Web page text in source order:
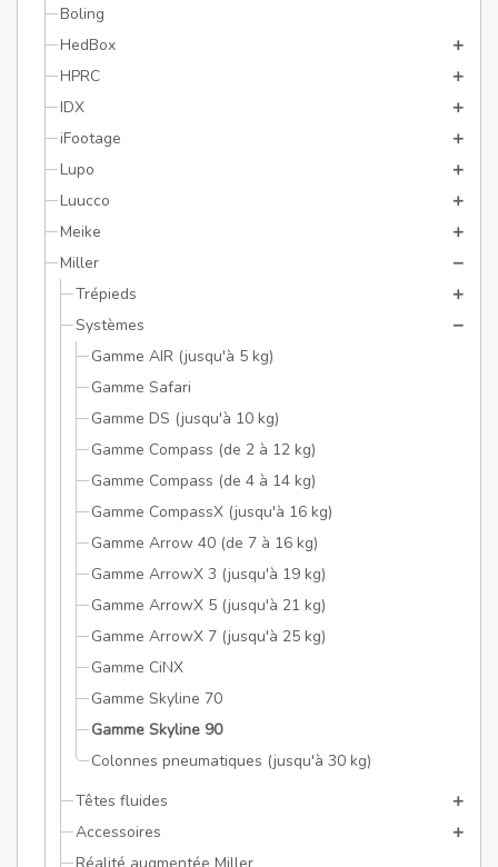
Boling
HedBox
HPRC
IDX
iFootage
Lupo
Luucco
Meike
Miller
Trépieds
Systèmes
Gamme AIR (jusqu'à 5 kg)
Gamme Safari
Gamme DS (jusqu'à 10 kg)
Gamme Compass (de 2 à 12 kg)
Gamme Compass (de 4 à 14 kg)
Gamme CompassX (jusqu'à 16 kg)
Gamme Arrow 40 (de 7 à 16 kg)
Gamme ArrowX 3 (jusqu'à 19 kg)
Gamme ArrowX 5 (jusqu'à 21 kg)
Gamme ArrowX 7 (jusqu'à 25 kg)
Gamme CiNX
Gamme Skyline 70
Gamme Skyline 90
Colonnes pneumatiques (jusqu'à 30 kg)
Têtes fluides
Accessoires